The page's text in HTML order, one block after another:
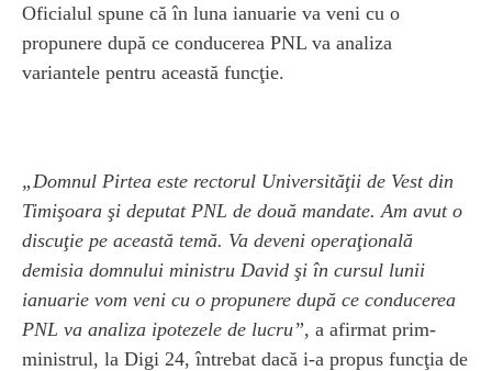
Oficialul spune că în luna ianuarie va veni cu o
propunere după ce conducerea PNL va analiza
variantele pentru această funcţie.
„Domnul Pirtea este rectorul Universităţii de Vest din
Timişoara şi deputat PNL de două mandate. Am avut o
discuţie pe această temă. Va deveni operaţională
demisia domnului ministru David şi în cursul lunii
ianuarie vom veni cu o propunere după ce conducerea
PNL va analiza ipotezele de lucru”, a afirmat prim-
ministrul, la Digi 24, întrebat dacă i-a propus funcţia de